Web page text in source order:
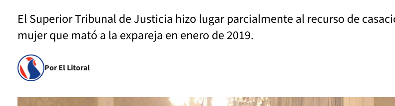
El Superior Tribunal de Justicia hizo lugar parcialmente al recurso de
mujer que mató a la expareja en enero de 2019.
Por El Litoral